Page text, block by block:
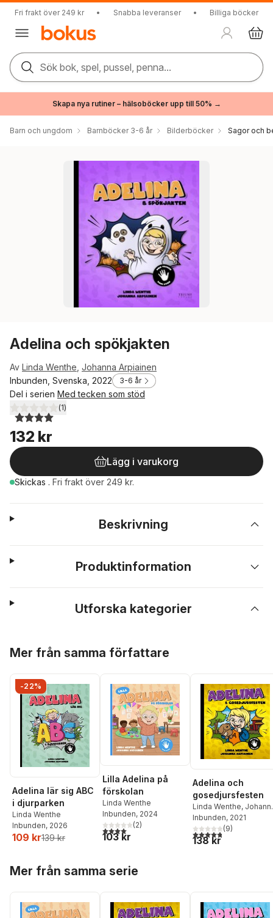
Fri frakt över 249 kr • Snabba leveranser • Billiga böcker
Sök bok, spel, pussel, penna...
Skapa nya rutiner – hälsoböcker upp till 50% →
Barn och ungdom Barnböcker 3-6 år Bilderböcker Sagor och
Adelina och spökjakten
Av Linda Wenthe Johanna Arpiainen
Inbunden, Svenska, 2022
3-6 år
Del i serien Med tecken som stöd
4,0utav 5 stjärnor. Totalt antal röster:
(1)
132 kr
Lägg i varukorg
Skickas . Fri frakt över 249 kr.
Beskrivning
Produktinformation
Utforska kategorier
Mer från samma författare
-22%
Adelina lär sig ABC
i djurparken
Linda Wenthe
Inbunden, 2026
109 kr139 kr
Lilla Adelina på
förskolan
Linda Wenthe
Inbunden, 2024
4,0utav 5 stjärnor. Totalt antal röster:
(2)
103 kr
Adelina och
gosedjursfesten
Linda Wenthe,
Arpiainen
Inbunden, 2021
4,8utav 5 stjärnor.
(9)
138 kr
Mer från samma serie